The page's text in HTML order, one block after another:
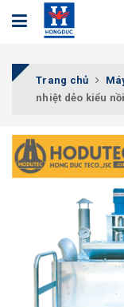
Trang chủ
nhiệt dẻo kiểu